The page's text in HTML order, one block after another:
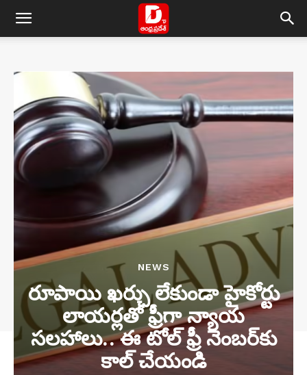
NEWS
రూపాయి ఖర్చు లేకుండా హైకోర్టు
లాయర్లతో ఫ్రీగా న్యాయ
సలహాలు.. ఈ టోల్ ఫ్రీ నెంబర్‌కు
కాల్ చేయండి